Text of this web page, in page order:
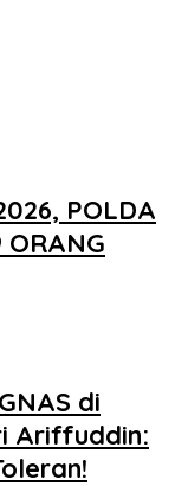
POLDA
ORANG
di
Ariffuddin: